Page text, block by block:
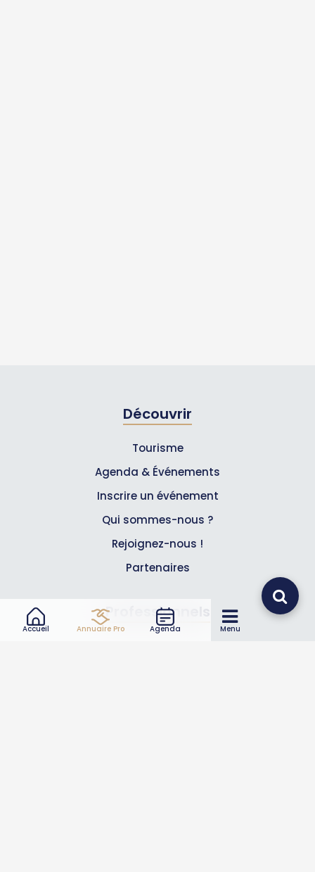
Accueil Annuaire Pro Agenda Menu
Découvrir
Tourisme
Agenda & Événements
Inscrire un événement
Qui sommes-nous ?
Rejoignez-nous !
Partenaires
Professionnels